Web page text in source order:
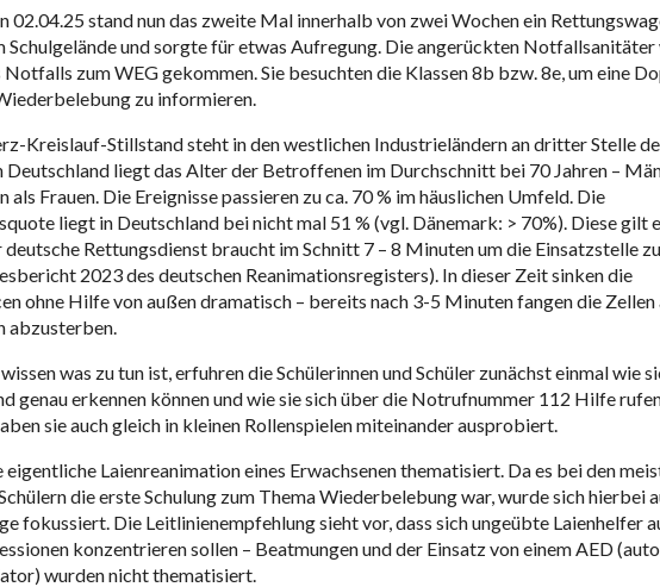
02.04.25 stand nun das zweite Mal innerhalb von zwei Wochen ein
Schulgelände und sorgte für etwas Aufregung. Die angerückten Notfallsanitäter
zum WEG gekommen. Sie besuchten die Klassen 8b bzw. 8e, um eine
zu informieren.
Kreislauf-Stillstand steht in den westlichen Industrieländern an dritter Stelle
Deutschland liegt das Alter der Betroffenen im Durchschnitt bei 70 Jahren –
Frauen. Die Ereignisse passieren zu ca. 70 % im häuslichen Umfeld. Die
liegt in Deutschland bei nicht mal 51 % (vgl. Dänemark: > 70%). Diese gilt
deutsche Rettungsdienst braucht im Schnitt 7 – 8 Minuten um die Einsatzstelle
2023 des deutschen Reanimationsregisters). In dieser Zeit sinken die
ohne Hilfe von außen dramatisch – bereits nach 3-5 Minuten fangen die Zellen
abzusterben.
was zu tun ist, erfuhren die Schülerinnen und Schüler zunächst einmal wie
genau erkennen können und wie sie sich über die Notrufnummer 112 Hilfe
sie auch gleich in kleinen Rollenspielen miteinander ausprobiert.
eigentliche Laienreanimation eines Erwachsenen thematisiert. Da es bei den
die erste Schulung zum Thema Wiederbelebung war, wurde sich hierbei
fokussiert. Die Leitlinienempfehlung sieht vor, dass sich ungeübte Laienhelfer
konzentrieren sollen – Beatmungen und der Einsatz von einem AED
wurden nicht thematisiert.